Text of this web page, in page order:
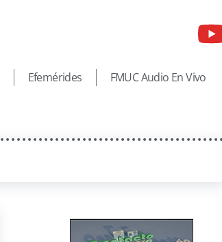
Efemérides FMUC Audio En Vivo